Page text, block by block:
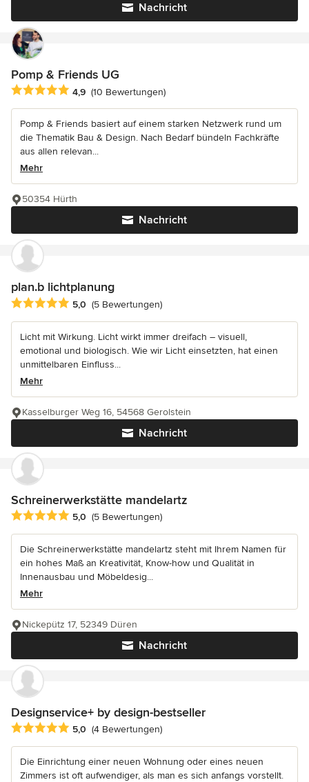
Nachricht
Pomp & Friends UG
Durchschnittliche Bewertung: 4.9 von 5 Sternen
4,9 (10 Bewertungen)
Pomp & Friends basiert auf einem starken Netzwerk rund um
die Thematik Bau & Design. Nach Bedarf bündeln Fachkräfte
aus allen relevan...
Mehr
Nachricht
50354 Hürth
plan.b lichtplanung
Durchschnittliche Bewertung: 5 von 5 Sternen
5,0 (5 Bewertungen)
Licht mit Wirkung. Licht wirkt immer dreifach – visuell,
emotional und biologisch. Wie wir Licht einsetzten, hat einen
unmittelbaren Einfluss...
Mehr
Nachricht
Kasselburger Weg 16, 54568 Gerolstein
Schreinerwerkstätte mandelartz
Durchschnittliche Bewertung: 5 von 5 Sternen
5,0 (5 Bewertungen)
Die Schreinerwerkstätte mandelartz steht mit Ihrem Namen für
ein hohes Maß an Kreativität, Know-how und Qualität in
Innenausbau und Möbeldesig...
Mehr
Nachricht
Nickepütz 17, 52349 Düren
Designservice+ by design-bestseller
Durchschnittliche Bewertung: 5 von 5 Sternen
5,0 (4 Bewertungen)
Die Einrichtung einer neuen Wohnung oder eines neuen
Zimmers ist oft aufwendiger, als man es sich anfangs vorstellt.